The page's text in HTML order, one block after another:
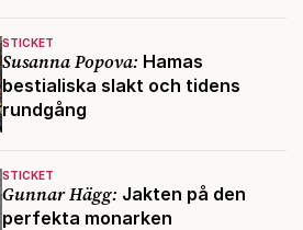
STICKET
Susanna Popova: Hamas
bestialiska slakt och tidens
rundgång
STICKET
Gunnar Hägg: Jakten på den
perfekta monarken